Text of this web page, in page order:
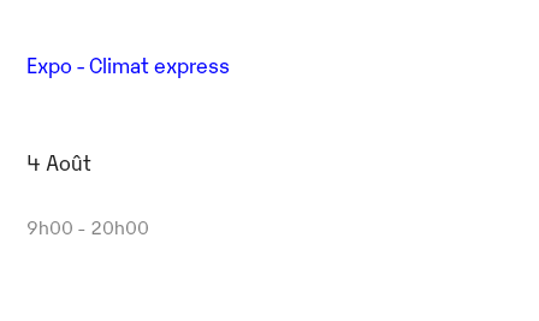
Expo - Climat express
4 Août
9h00 - 20h00